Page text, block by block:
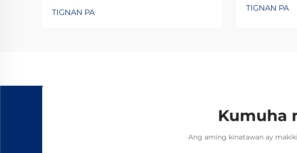
TIGNAN PA TIGNAN PA
Kumuha
Ang aming kinatawan ay